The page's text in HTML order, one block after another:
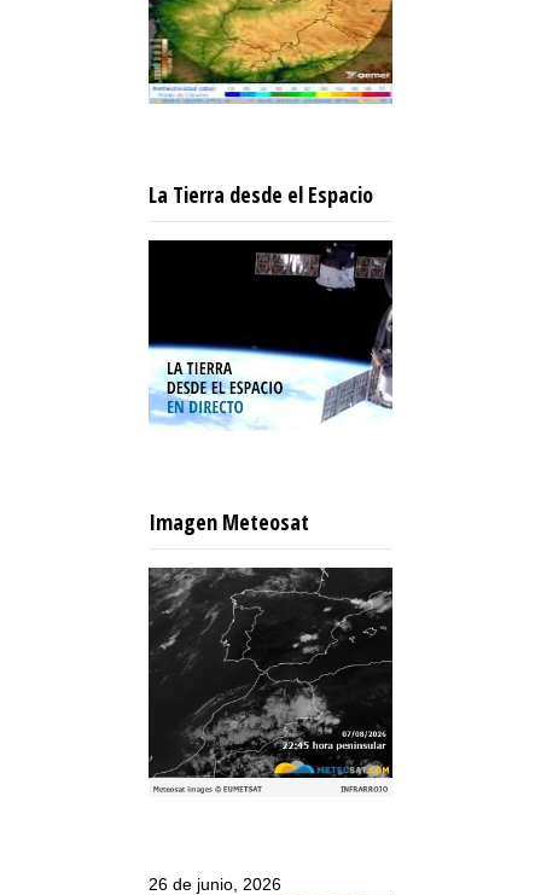
La Tierra desde el Espacio
Imagen Meteosat
26 de junio, 2026